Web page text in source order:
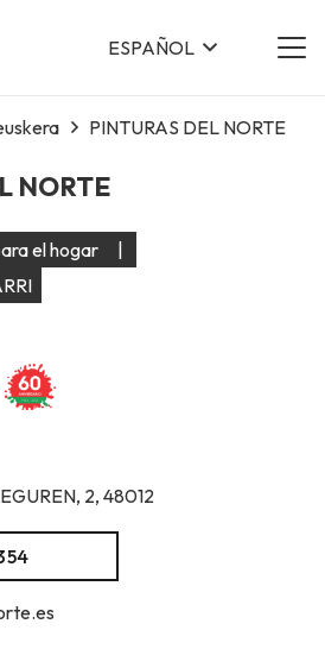
ESPAÑOL
PINTURAS DEL NORTE
NORTE
el hogar
|
2, 48012